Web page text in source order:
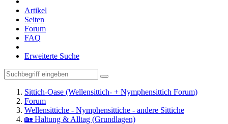
Artikel
Seiten
Forum
FAQ
Erweiterte Suche
Sittich-Oase (Wellensittich- + Nymphensittich Forum)
Forum
Wellensittiche - Nymphensittiche - andere Sittiche
🏡 Haltung & Alltag (Grundlagen)